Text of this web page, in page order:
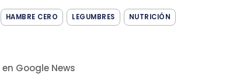
HAMBRE CERO LEGUMBRES NUTRICIÓN
Google News